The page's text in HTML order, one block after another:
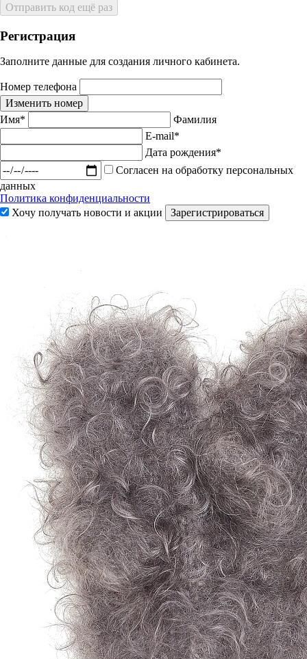
Отправить код ещё раз
Регистрация
Заполните данные для создания личного кабинета.
Номер телефона
Изменить номер
Имя*
Фамилия
E-mail*
Дата рождения*
Согласен на обработку персональных
данных
Политика конфиденциальности
Хочу получать новости и акции
Зарегистрироваться